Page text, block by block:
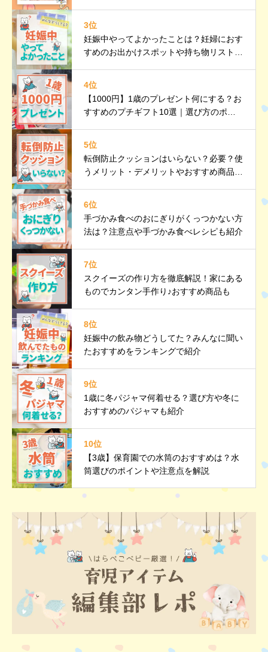
3位
妊娠中やってよかったことは？妊婦におす
すめのお出かけスポットや持ち物リストも
4位
【1000円】1歳のプレゼント何にする？お
すすめのプチギフト10選｜選び方のポイ
5位
転倒防止クッションはいらない？必要？使
うメリット・デメリットやおすすめ商品も
6位
手づかみ食べのおにぎりがくっつかない方
法は？注意点や手づかみ食べレシピも紹介
7位
スクイーズの作り方を徹底解説！家にある
ものでカンタン手作り♪おすすめ商品も
8位
妊娠中の飲み物どうしてた？みんなに聞い
たおすすめをランキングで紹介
9位
1歳に冬パジャマ何着せる？選び方や冬に
おすすめのパジャマも紹介
10位
【3歳】保育園での水筒のおすすめは？水
筒選びのポイントや注意点を解説